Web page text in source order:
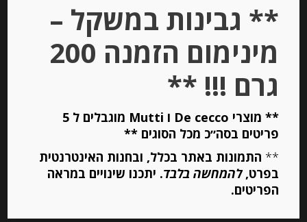
הוספה לסל
Stock
** גבינות במשקל –
מינימום הזמנה 200
גרם !!! **
** מוצרי De cecco ו Mutti מוגבלים ל 5
פריטים בסה״כ מכל הסוגים **
** התמונות באתר בכלל, ובחנות האינטרנטית
בפרט,להמחשה בלבד. יתכנו שינויים במראה
הפריטים.